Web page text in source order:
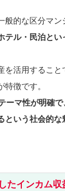
般的な区分マン
テル・民泊とい
を活用すること
徴です。
ーマ性が明確
という社会的な
たインカム収